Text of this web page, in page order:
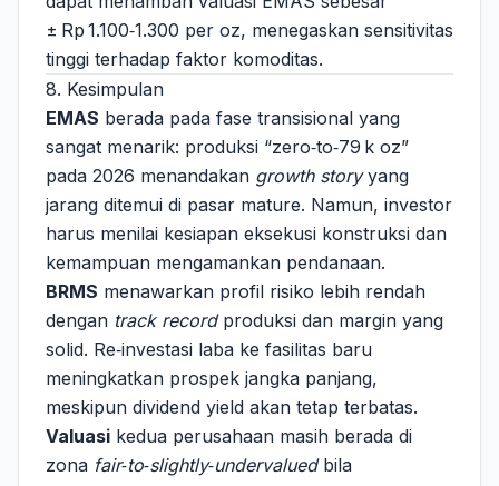
± Rp 1.100‑1.300 per oz, menegaskan sensitivitas
tinggi terhadap faktor komoditas.
8. Kesimpulan
EMAS berada pada fase transisional yang
sangat menarik: produksi “zero‑to‑79 k oz”
pada 2026 menandakan growth storyyang
jarang ditemui di pasar mature. Namun, investor
harus menilai kesiapan eksekusi konstruksi dan
kemampuan mengamankan pendanaan.
BRMS menawarkan profil risiko lebih rendah
dengan track recordproduksi dan margin yang
solid. Re‑investasi laba ke fasilitas baru
meningkatkan prospek jangka panjang,
meskipun dividend yield akan tetap terbatas.
Valuasi kedua perusahaan masih berada di
zona fair‑to‑slightly‑undervaluedbila